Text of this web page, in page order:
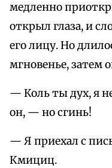
медленно
открыл глаза, и
его лицу. Но
мгновенье, затем
— Коль ты дух, я
он, — но сгинь!
— Я приехал с
Кмициц.